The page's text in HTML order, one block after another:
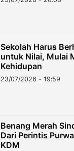
Sekolah Harus
untuk Nilai, Mulai
Kehidupan
23/07/2026 - 19:59
Benang Merah
Dari Perintis
KDM